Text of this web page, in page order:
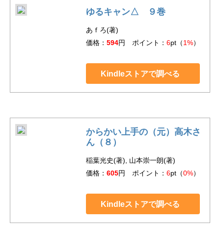
ゆるキャン△ ９巻
あｆろ(著)
価格： 594円 ポイント： 6pt（1%）
Kindleストアで調べる
からかい上手の（元）高木さ
ん（８）
稲葉光史(著), 山本崇一朗(著)
価格： 605円 ポイント： 6pt（0%）
Kindleストアで調べる